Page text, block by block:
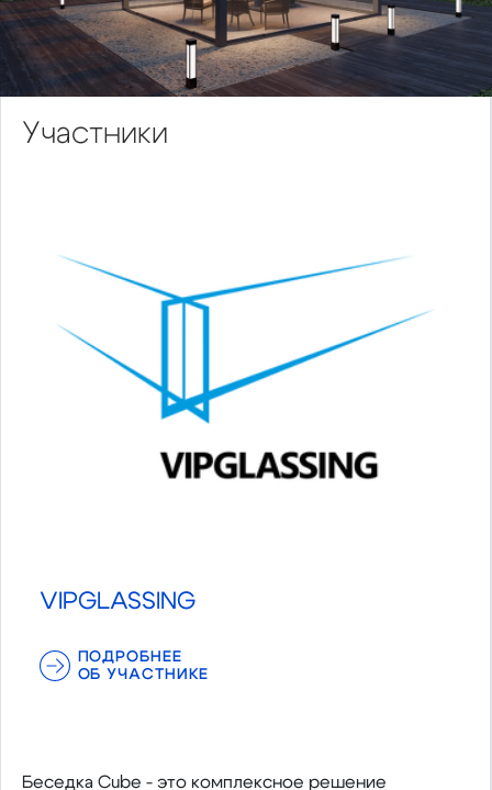
Участники
VIPGLASSING
ПОДРОБНЕЕ
ОБ УЧАСТНИКЕ
Беседка Cube - это комплексное решение